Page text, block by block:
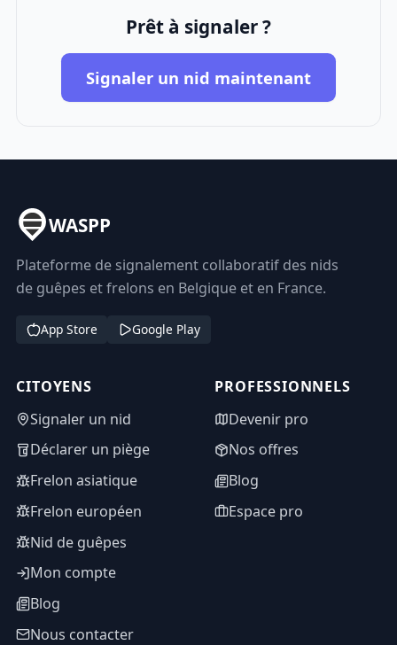
Prêt à signaler ?
Signaler un nid maintenant
WASPP
Plateforme de signalement collaboratif des nids
de guêpes et frelons en Belgique et en France.
App Store Google Play
CITOYENS
Signaler un nid
Déclarer un piège
Frelon asiatique
Frelon européen
Nid de guêpes
Mon compte
Blog
Nous contacter
PROFESSIONNELS
Devenir pro
Nos offres
Blog
Espace pro